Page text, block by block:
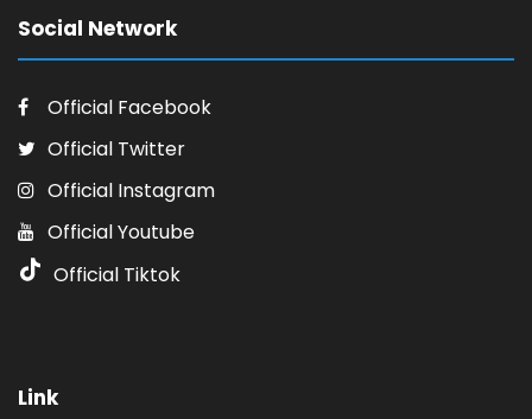
Social Network
Official Facebook
Official Twitter
Official Instagram
Official Youtube
Official Tiktok
Link